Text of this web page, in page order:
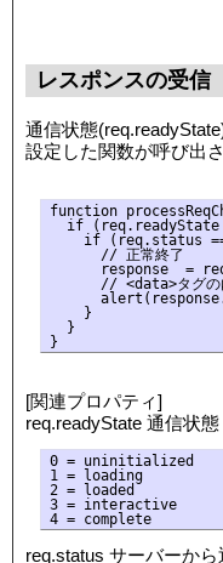
レスポンスの受信
通信状態
設定した関数が呼び出さ
function
if (req.readyState
if (req.status
      // 正常終了
response  =
// <data>タグの
    }
  }
[関連プロパティ]
req.readyState 通信状態
0 = uninitialized
1 = loading
2 = loaded
3 = interactive
4 = complete
req.status サーバーか